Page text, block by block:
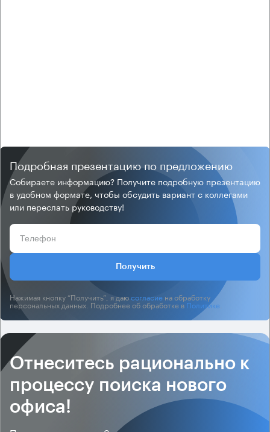
Подробная презентацию по предложению
Собираете информацию? Получите подробную презентацию
в удобном формате, чтобы обсудить вариант с коллегами
или переслать руководству!
Получить
Нажимая кнопку “Получить”, я даюсогласие на обработку
персональных данных. Подробнее об обработке вПолитике
Отнеситесь рационально к
процессу поиска нового
офиса!